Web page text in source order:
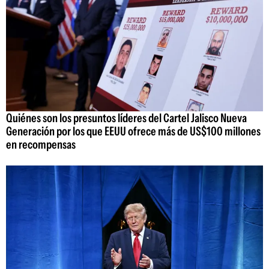
Quiénes son los presuntos líderes del Cartel Jalisco Nueva
Generación por los que EEUU ofrece más de US$100 millones
en recompensas